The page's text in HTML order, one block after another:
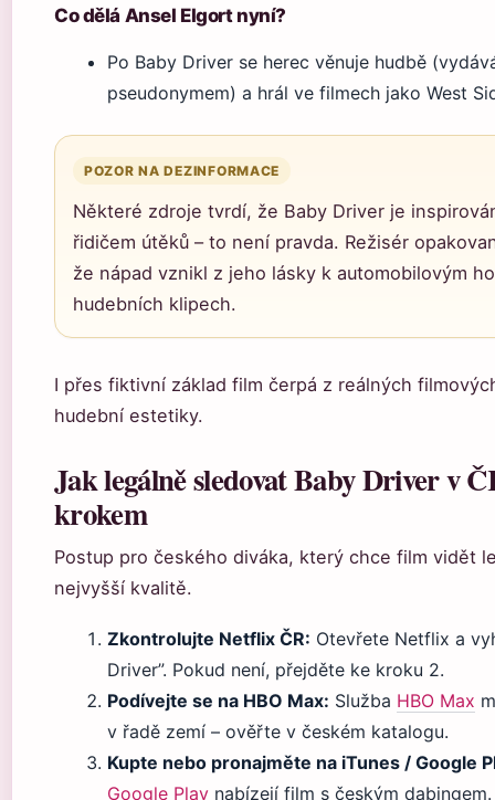
Co dělá Ansel Elgort nyní?
Po Baby Driver se herec věnuje hudbě
pseudonymem) a hrál ve filmech jako West
POZOR NA DEZINFORMACE
Některé zdroje tvrdí, že Baby Driver je
řidičem útěků – to není pravda. Režisér
že nápad vznikl z jeho lásky k automobilovým
hudebních klipech.
I přes fiktivní základ film čerpá z reálných
hudební estetiky.
Jak legálně sledovat Baby Driver v
krokem
Postup pro českého diváka, který chce film vidět
nejvyšší kvalitě.
Zkontrolujte Netflix ČR: Otevřete Netflix a
Driver”. Pokud není, přejděte ke kroku 2.
Podívejte se na HBO Max: Služba HBO Max
v řadě zemí – ověřte v českém katalogu.
Kupte nebo pronajměte na iTunes / Google
Google Play nabízejí film s českým dabingem.